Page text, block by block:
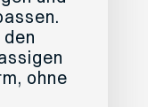
ohne